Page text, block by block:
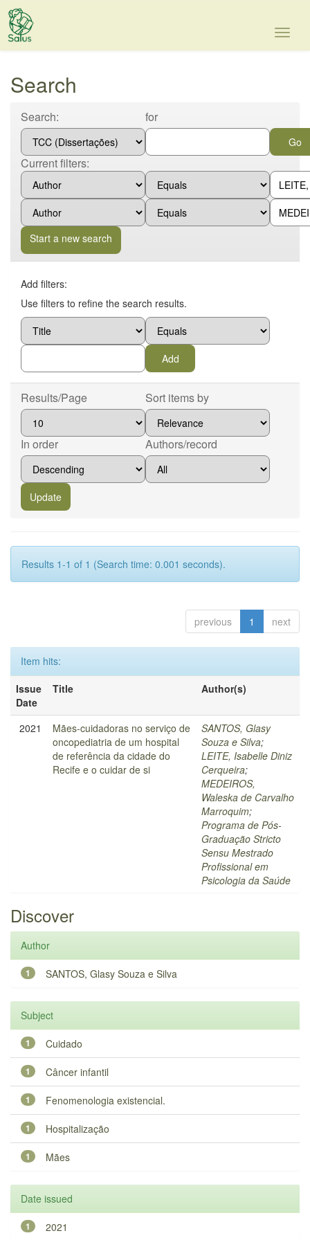
Skip
Search
Search: for
Current filters:
Start a new search
Add filters:
Use filters to refine the search results.
Results/Page Sort items by
In order Authors/record
Results 1-1 of 1 (Search time: 0.001 seconds).
previous 1 next
Item hits:
Issue
Date
Title Author(s)
2021
Mães-cuidadoras no serviço de
oncopediatria de um hospital
de referência da cidade do
Recife e o cuidar de si
SANTOS, Glasy
Souza e Silva;
LEITE, Isabelle Diniz
Cerqueira;
MEDEIROS,
Waleska de Carvalho
Marroquim;
Programa de Pós-
Graduação Stricto
Sensu Mestrado
Profissional em
Psicologia da Saúde
Discover
Author
1 SANTOS, Glasy Souza e Silva
Subject
1 Cuidado
1 Câncer infantil
1 Fenomenologia existencial.
1 Hospitalização
1 Mães
Date issued
1 2021